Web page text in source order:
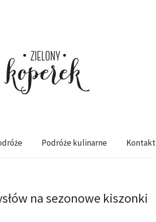
Podróże kulinarne Kontakt
na sezonowe kiszonki